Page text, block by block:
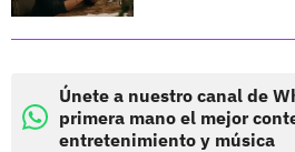
Únete a nuestro canal de
primera mano el mejor
entretenimiento y música